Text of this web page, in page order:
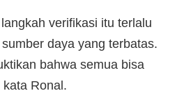
verifikasi itu terlalu
daya yang terbatas.
bahwa semua bisa
kata Ronal.